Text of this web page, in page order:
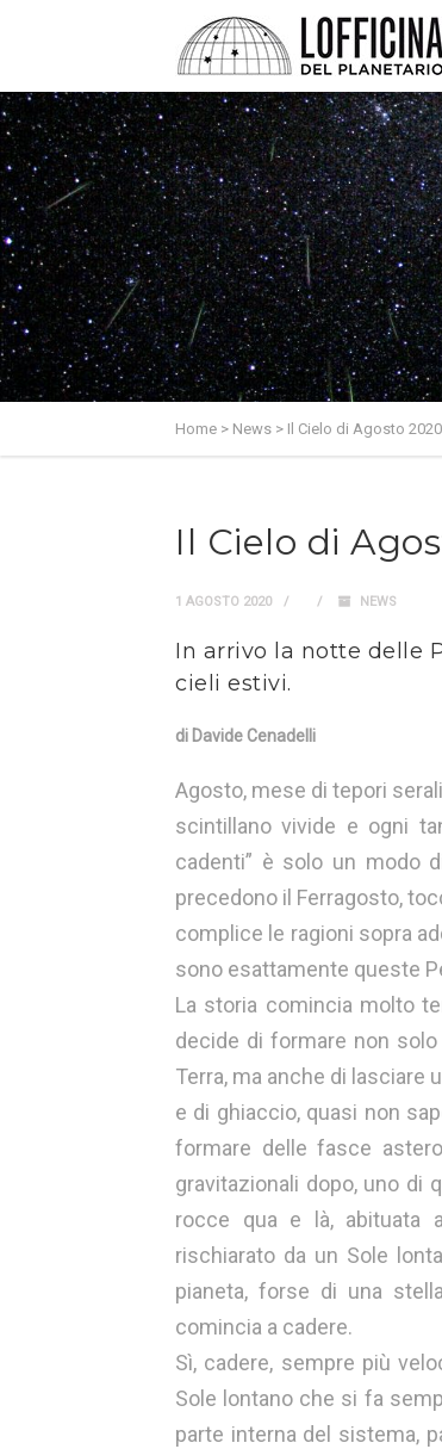
Home > News > Il Cielo di Agosto 2020
Il Cielo di
1 AGOSTO 2020 NEWS
In arrivo la notte delle
cieli estivi.
di Davide Cenadelli
Agosto, mese di tepori
scintillano vivide e ogni
cadenti” è solo un modo
precedono il Ferragosto,
complice le ragioni sopra
sono esattamente queste
La storia comincia molto
decide di formare non
Terra, ma anche di lasciare
e di ghiaccio, quasi non
formare delle fasce
gravitazionali dopo, uno di
rocce qua e là, abituata
rischiarato da un Sole
pianeta, forse di una
comincia a cadere.
Sì, cadere, sempre più
Sole lontano che si fa
parte interna del sistema,